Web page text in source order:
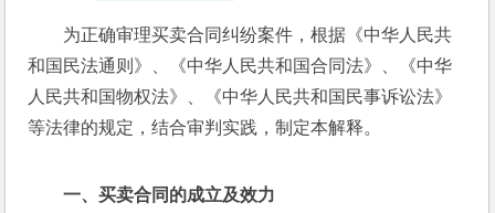
为正确审理买卖合同纠纷案件，根据《中华人民共
和国民法通则》、《中华人民共和国合同法》、《中华
人民共和国物权法》、《中华人民共和国民事诉讼法》
等法律的规定，结合审判实践，制定本解释。
一、买卖合同的成立及效力